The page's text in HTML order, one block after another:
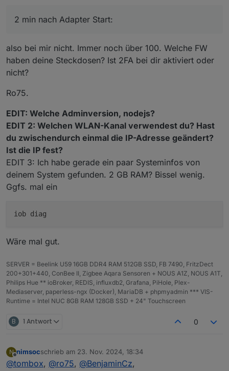
2 min nach Adapter Start:
also bei mir nicht. Immer noch über 100. Welche FW
haben deine Steckdosen? Ist 2FA bei dir aktiviert oder
nicht?
Ro75.
EDIT: Welche Adminversion, nodejs?
EDIT 2: Welchen WLAN-Kanal verwendest du? Hast
du zwischendurch einmal die IP-Adresse geändert?
Ist die IP fest?
EDIT 3: Ich habe gerade ein paar Systeminfos von
deinem System gefunden. 2 GB RAM? Bissel wenig.
Ggfs. mal ein
Wäre mal gut.
SERVER = Beelink U59 16GB DDR4 RAM 512GB SSD, FB 7490, FritzDect
200+301+440, ConBee II, Zigbee Aqara Sensoren + NOUS A1Z, NOUS A1T,
Philips Hue ** ioBroker, REDIS, influxdb2, Grafana, PiHole, Plex-
Mediaserver, paperless-ngx (Docker), MariaDB + phpmyadmin *** VIS-
Runtime = Intel NUC 8GB RAM 128GB SSD + 24" Touchscreen
B 1 Antwort 0
N
Offline
nimsocschrieb am 23. Nov. 2024, 18:34
zuletzt editiert von
@tombox, @ro75, @BenjaminCz,